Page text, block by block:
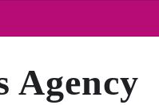
Agency